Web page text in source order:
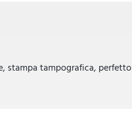
stampa tampografica, perfetto